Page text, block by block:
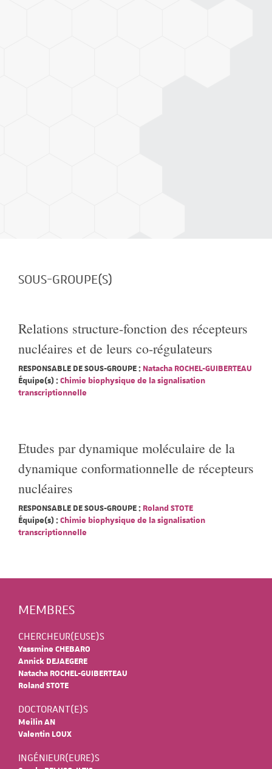
SOUS-GROUPE(S)
Relations structure-fonction des récepteurs
nucléaires et de leurs co-régulateurs
RESPONSABLE DE SOUS-GROUPE : Natacha ROCHEL-GUIBERTEAU
Équipe(s) :Chimie biophysique de la signalisation
transcriptionnelle
Etudes par dynamique moléculaire de la
dynamique conformationnelle de récepteurs
nucléaires
RESPONSABLE DE SOUS-GROUPE : Roland STOTE
Équipe(s) :Chimie biophysique de la signalisation
transcriptionnelle
MEMBRES
CHERCHEUR(EUSE)S
Yassmine CHEBARO
Annick DEJAEGERE
Natacha ROCHEL-GUIBERTEAU
Roland STOTE
DOCTORANT(E)S
Meilin AN
Valentin LOUX
INGÉNIEUR(EURE)S